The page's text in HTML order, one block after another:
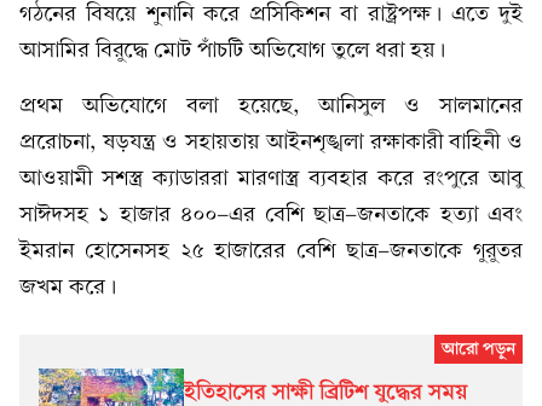
গঠনের বিষয়ে শুনানি করে প্রসিকিশন বা রাষ্ট্রপক্ষ। এতে দুই
আসামির বিরুদ্ধে মোট পাঁচটি অভিযোগ তুলে ধরা হয়।
প্রথম অভিযোগে বলা হয়েছে, আনিসুল ও সালমানের
প্ররোচনা, ষড়যন্ত্র ও সহায়তায় আইনশৃঙ্খলা রক্ষাকারী বাহিনী ও
আওয়ামী সশস্ত্র ক্যাডাররা মারণাস্ত্র ব্যবহার করে রংপুরে আবু
সাঈদসহ ১ হাজার ৪০০-এর বেশি ছাত্র-জনতাকে হত্যা এবং
ইমরান হোসেনসহ ২৫ হাজারের বেশি ছাত্র-জনতাকে গুরুতর
জখম করে।
ইতিহাসের সাক্ষী ব্রিটিশ যুদ্ধের সময়